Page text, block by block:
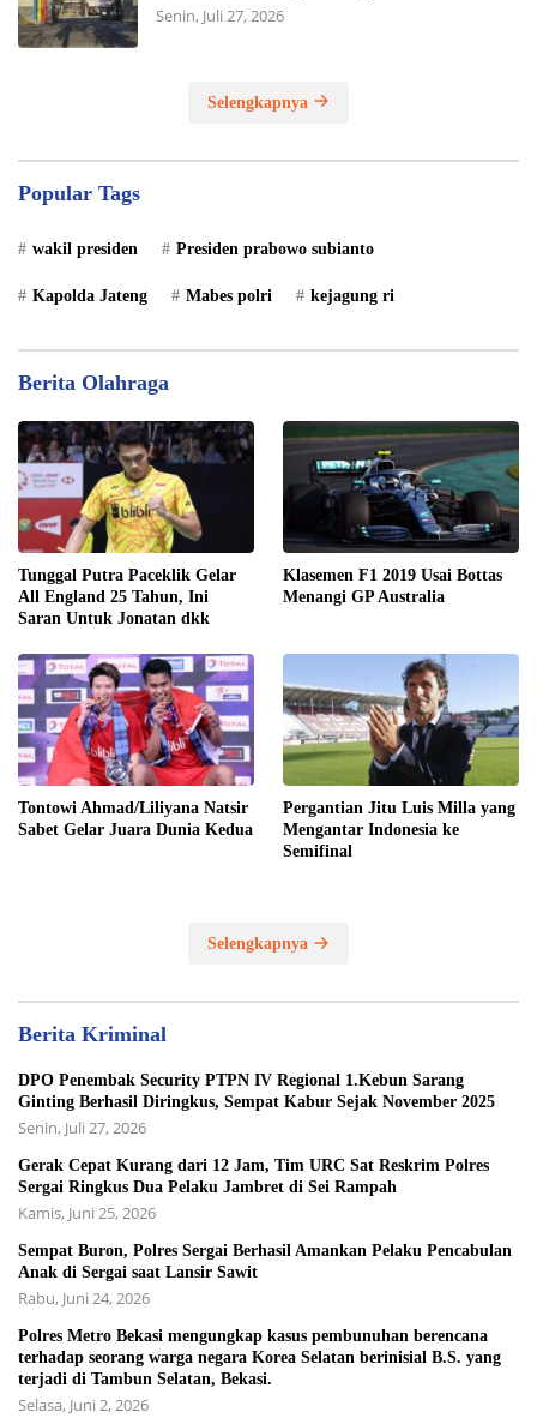
Senin, Juli 27, 2026
Selengkapnya
Popular Tags
wakil presiden Presiden prabowo subianto
Kapolda Jateng Mabes polri kejagung ri
Berita Olahraga
Tunggal Putra Paceklik Gelar
All England 25 Tahun, Ini
Saran Untuk Jonatan dkk
Klasemen F1 2019 Usai Bottas
Menangi GP Australia
Tontowi Ahmad/Liliyana Natsir
Sabet Gelar Juara Dunia Kedua
Pergantian Jitu Luis Milla yang
Mengantar Indonesia ke
Semifinal
Selengkapnya
Berita Kriminal
DPO Penembak Security PTPN IV Regional 1.Kebun Sarang
Ginting Berhasil Diringkus, Sempat Kabur Sejak November 2025
Senin, Juli 27, 2026
Gerak Cepat Kurang dari 12 Jam, Tim URC Sat Reskrim Polres
Sergai Ringkus Dua Pelaku Jambret di Sei Rampah
Kamis, Juni 25, 2026
Sempat Buron, Polres Sergai Berhasil Amankan Pelaku Pencabulan
Anak di Sergai saat Lansir Sawit
Rabu, Juni 24, 2026
Polres Metro Bekasi mengungkap kasus pembunuhan berencana
terhadap seorang warga negara Korea Selatan berinisial B.S. yang
terjadi di Tambun Selatan, Bekasi.
Selasa, Juni 2, 2026